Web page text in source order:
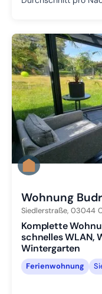
Wohnung
Siedlerstraße, 03044
Komplette
schnelles WLAN,
Wintergarten
Ferienwohnung